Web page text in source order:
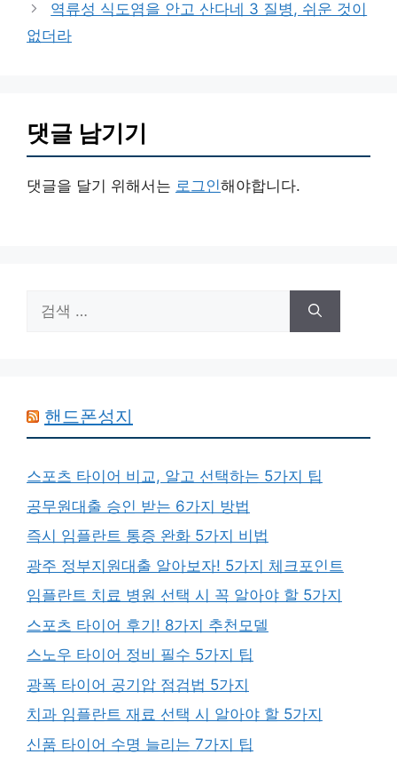
리
역류성 식도염을 안고 산다네 3 질병, 쉬운 것이
없더라
댓글 남기기
댓글을 달기 위해서는 로그인해야합니다.
색:
핸드폰성지
스포츠 타이어 비교, 알고 선택하는 5가지 팁
공무원대출 승인 받는 6가지 방법
즉시 임플란트 통증 완화 5가지 비법
광주 정부지원대출 알아보자! 5가지 체크포인트
임플란트 치료 병원 선택 시 꼭 알아야 할 5가지
스포츠 타이어 후기! 8가지 추천모델
스노우 타이어 정비 필수 5가지 팁
광폭 타이어 공기압 점검법 5가지
치과 임플란트 재료 선택 시 알아야 할 5가지
신품 타이어 수명 늘리는 7가지 팁